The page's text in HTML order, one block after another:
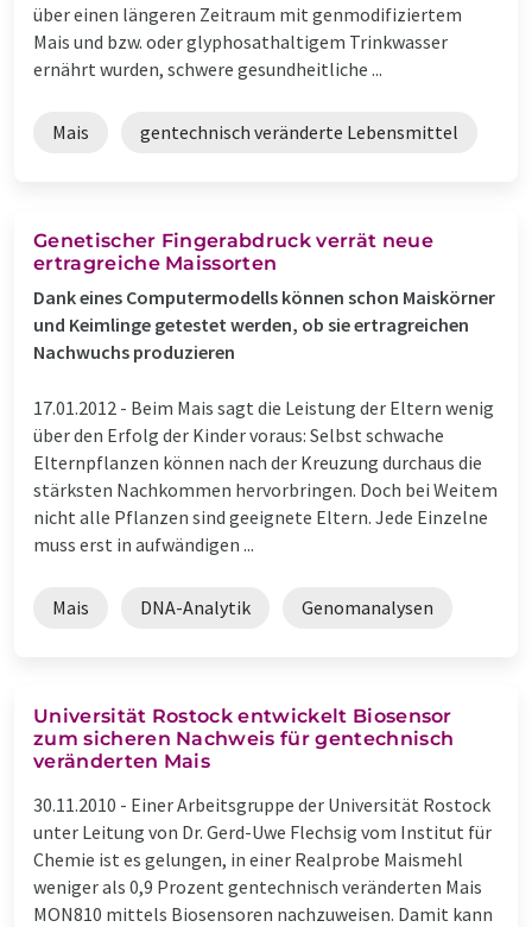
über einen längeren Zeitraum mit genmodifiziertem
Mais und bzw. oder glyphosathaltigem Trinkwasser
ernährt wurden, schwere gesundheitliche ...
Mais gentechnisch veränderte Lebensmittel
Genetischer Fingerabdruck verrät neue
ertragreiche Maissorten
Dank eines Computermodells können schon Maiskörner
und Keimlinge getestet werden, ob sie ertragreichen
Nachwuchs produzieren
17.01.2012 - Beim Mais sagt die Leistung der Eltern wenig
über den Erfolg der Kinder voraus: Selbst schwache
Elternpflanzen können nach der Kreuzung durchaus die
stärksten Nachkommen hervorbringen. Doch bei Weitem
nicht alle Pflanzen sind geeignete Eltern. Jede Einzelne
muss erst in aufwändigen ...
Mais DNA-Analytik Genomanalysen
Universität Rostock entwickelt Biosensor
zum sicheren Nachweis für gentechnisch
veränderten Mais
30.11.2010 - Einer Arbeitsgruppe der Universität Rostock
unter Leitung von Dr. Gerd-Uwe Flechsig vom Institut für
Chemie ist es gelungen, in einer Realprobe Maismehl
weniger als 0,9 Prozent gentechnisch veränderten Mais
MON810 mittels Biosensoren nachzuweisen. Damit kann